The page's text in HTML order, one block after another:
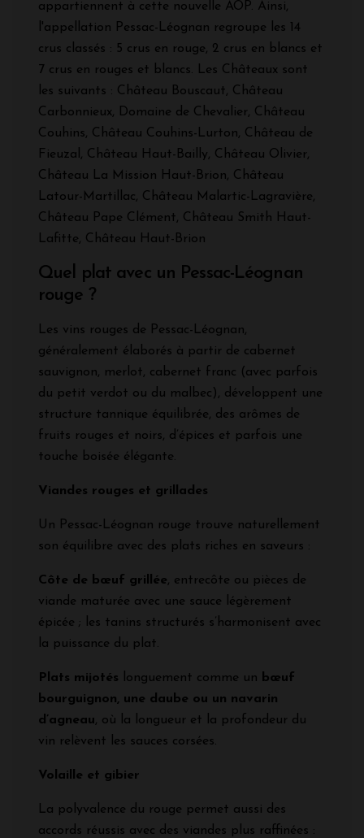
appartiennent à cette nouvelle AOP. Ainsi,
l'appellation Pessac-Léognan regroupe les 14
crus classés : 5 crus en rouge, 2 crus en blancs et
7 crus en rouges et blancs. Les Châteaux sont
les suivants : Château Bouscaut, Château
Carbonnieux, Domaine de Chevalier, Château
Couhins, Château Couhins-Lurton, Château de
Fieuzal, Château Haut-Bailly, Château Olivier,
Château La Mission Haut-Brion, Château
Latour-Martillac, Château Malartic-Lagravière,
Château Pape Clément, Château Smith Haut-
Lafitte, Château Haut-Brion
Quel plat avec un Pessac-Léognan
rouge ?
Les vins rouges de Pessac-Léognan,
généralement élaborés à partir de cabernet
sauvignon, merlot, cabernet franc (avec parfois
du petit verdot ou du malbec), développent une
structure tannique équilibrée, des arômes de
fruits rouges et noirs, d’épices et parfois une
touche boisée élégante.
Viandes rouges et grillades
Un Pessac-Léognan rouge trouve naturellement
son équilibre avec des plats riches en saveurs :
Côte de bœuf grillée, entrecôte ou pièces de
viande maturée avec une sauce légèrement
épicée ; les tanins structurés s’harmonisent avec
la puissance du plat.
Plats mijotés longuement comme un
bœuf
bourguignon, une daube ou un navarin
d’agneau, où la longueur et la profondeur du
vin relèvent les sauces corsées.
Volaille et gibier
La polyvalence du rouge permet aussi des
accords réussis avec des viandes plus raffinées :